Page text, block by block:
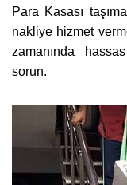
Para Kasası
nakliye hizmet
zamanında
sorun.